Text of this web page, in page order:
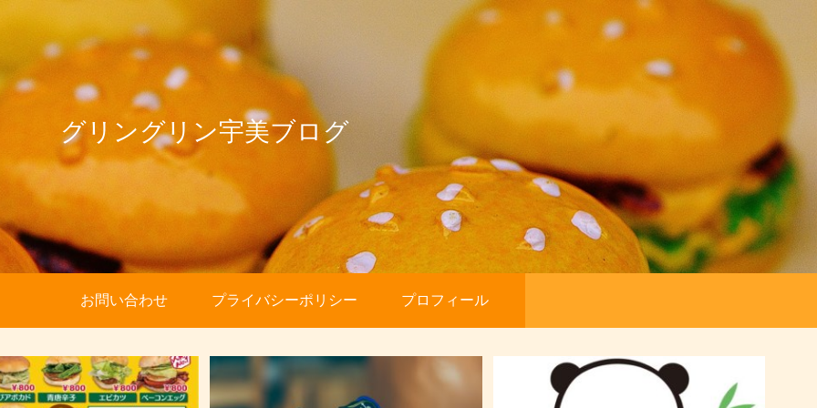
グリングリン宇美ブログ
お問い合わせ プライバシーポリシー プロフィール